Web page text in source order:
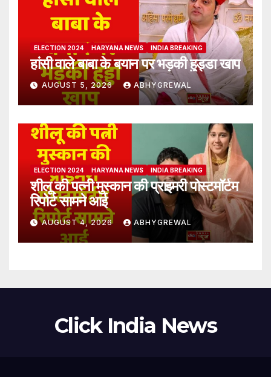
ELECTION 2024 HARYANA NEWS INDIA BREAKING
हांसी वाले बाबा के बयान पर भड़की हुड्डा खाप
AUGUST 5, 2026 ABHYGREWAL
ELECTION 2024 HARYANA NEWS INDIA BREAKING
शीलू की पत्नी मुस्कान की प्राइमरी पोस्टमॉर्टम
रिपोर्ट सामने आई
AUGUST 4, 2026 ABHYGREWAL
Click India News